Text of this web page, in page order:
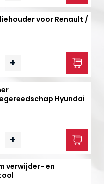
voor Renault /
+
Hyundai
+
verwijder- en